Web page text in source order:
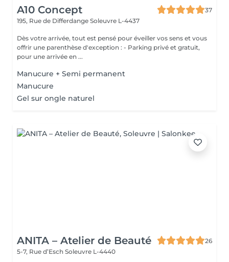
A10 Concept
37
195, Rue de Differdange Soleuvre L-4437
Dès votre arrivée, tout est pensé pour éveiller vos sens et vous
offrir une parenthèse d'exception : - Parking privé et gratuit,
pour une arrivée en ...
Manucure + Semi permanent
Manucure
Gel sur ongle naturel
ANITA – Atelier de Beauté
26
5-7, Rue d’Esch Soleuvre L-4440